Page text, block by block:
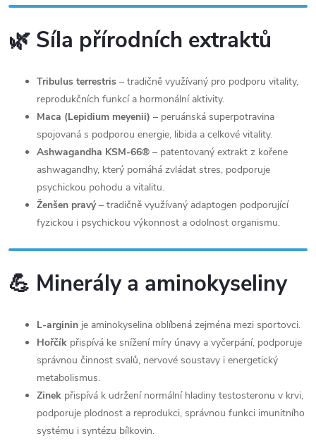
🌿 Síla přírodních extraktů
Tribulus terrestris – tradičně využívaný pro podporu vitality,
reprodukčních funkcí a hormonální aktivity.
Maca (Lepidium meyenii) – peruánská superpotravina
spojovaná s podporou energie, libida a celkové vitality.
Ashwagandha KSM-66® – patentovaný extrakt z kořene
ashwagandhy, který pomáhá zvládat stres, podporuje
psychickou pohodu a vitalitu.
Ženšen pravý– tradičně využívaný adaptogen podporující
fyzickou i psychickou výkonnost a odolnost organismu.
💪 Minerály a aminokyseliny
L-arginin je aminokyselina oblíbená zejména mezi sportovci.
Hořčík přispívá ke snížení míry únavy a vyčerpání, podporuje
správnou činnost svalů, nervové soustavy i energetický
metabolismus.
Zinek přispívá k udržení normální hladiny testosteronu v krvi,
podporuje plodnost a reprodukci, správnou funkci imunitního
systému i syntézu bílkovin.